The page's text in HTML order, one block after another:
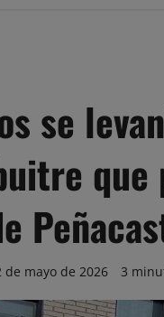
se
que
de mayo de 2026 3